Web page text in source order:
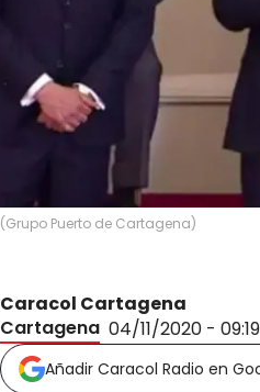
(Grupo Puerto de Cartagena)
Caracol Cartagena
Cartagena 04/11/2020 - 09:19
Añadir Caracol Radio en